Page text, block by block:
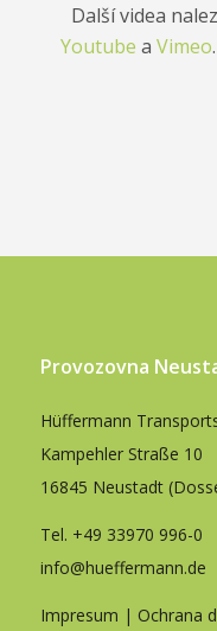
Další videa
Youtube a Vimeo
Provozovna
Hüffermann
Kampehler Straße 10
16845 Neustadt
Tel. +49 33970 996-0
info@hueffermann.de
Impresum | Ochrana